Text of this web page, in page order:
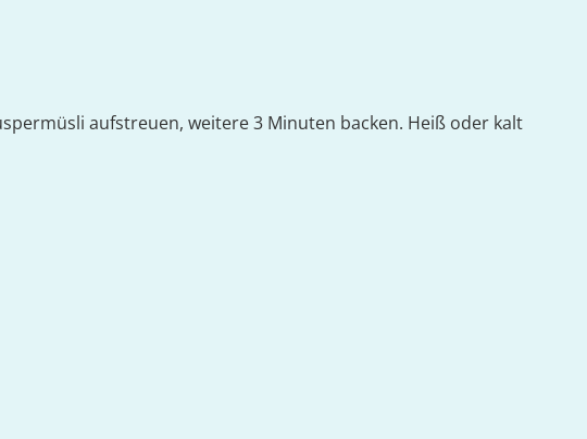
aufstreuen, weitere 3 Minuten backen. Heiß oder kalt